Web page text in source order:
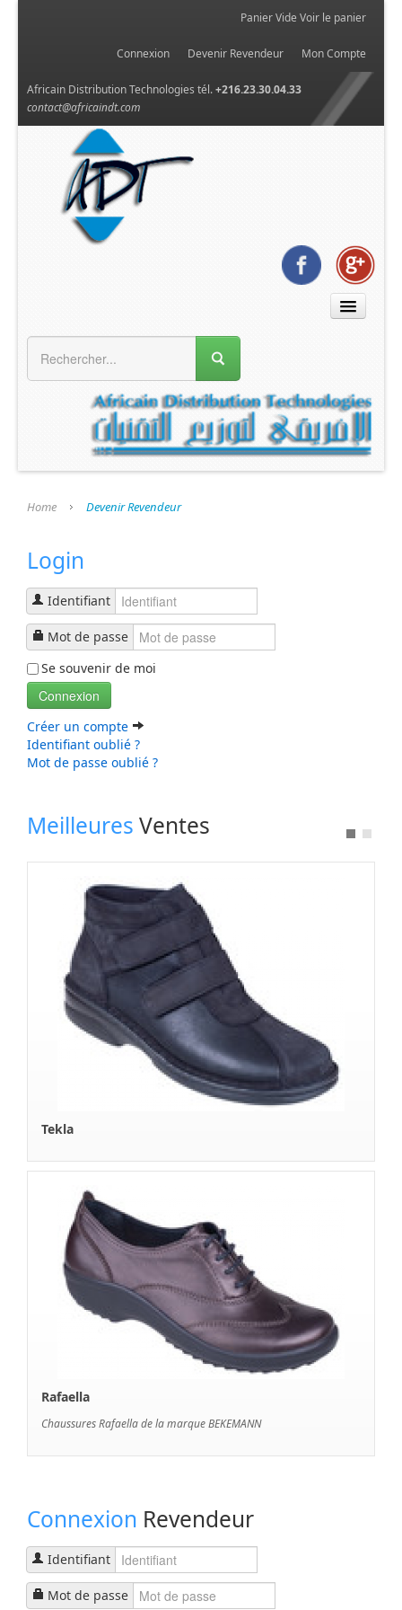
Panier Vide Voir le panier
Connexion Devenir Revendeur Mon Compte
Africain Distribution Technologies tél.+216.23.30.04.33
contact@africaindt.com
MENU GÉNÉRAL
Home Devenir Revendeur
Login
Identifiant
Mot de passe
Se souvenir de moi
Connexion
Créer un compte
Identifiant oublié ?
Mot de passe oublié ?
Meilleures Ventes
Tekla
Rafaella
Chaussures Rafaella de la marque BEKEMANN
Connexion Revendeur
Identifiant
Mot de passe